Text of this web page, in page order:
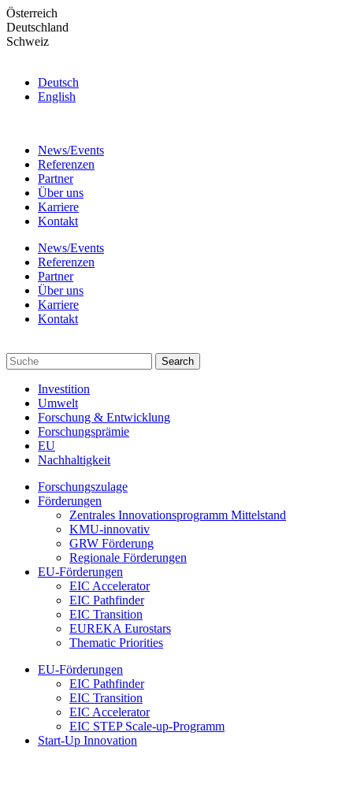
Skip
to
the
Österreich
Deutschland
Schweiz
Deutsch
English
News/Events
Referenzen
Partner
Über uns
Karriere
Kontakt
News/Events
Referenzen
Partner
Über uns
Karriere
Kontakt
Investition
Umwelt
Forschung & Entwicklung
Forschungsprämie
EU
Nachhaltigkeit
Forschungszulage
Förderungen
Zentrales Innovationsprogramm Mittelstand
KMU-innovativ
GRW Förderung
Regionale Förderungen
EU-Förderungen
EIC Accelerator
EIC Pathfinder
EIC Transition
EUREKA Eurostars
Thematic Priorities
EU-Förderungen
EIC Pathfinder
EIC Transition
EIC Accelerator
EIC STEP Scale-up-Programm
Start-Up Innovation